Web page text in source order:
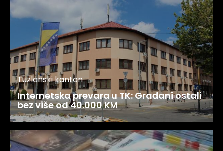
Tuzlanski kanton
Internetska prevara u TK: Građani ostali
bez više od 40.000 KM